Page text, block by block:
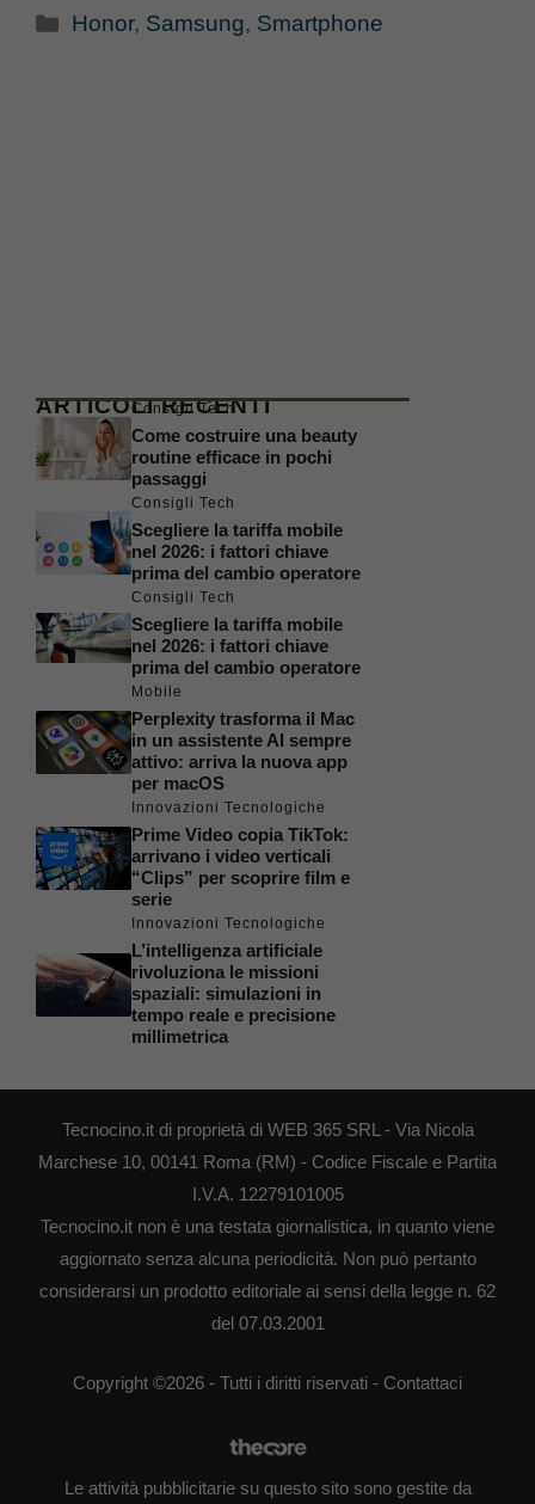
Categorie
Honor, Samsung, Smartphone
ARTICOLI RECENTI
Consigli Tech
Come costruire una beauty
routine efficace in pochi
passaggi
Consigli Tech
Scegliere la tariffa mobile
nel 2026: i fattori chiave
prima del cambio operatore
Consigli Tech
Scegliere la tariffa mobile
nel 2026: i fattori chiave
prima del cambio operatore
Mobile
Perplexity trasforma il Mac
in un assistente AI sempre
attivo: arriva la nuova app
per macOS
Innovazioni Tecnologiche
Prime Video copia TikTok:
arrivano i video verticali
“Clips” per scoprire film e
serie
Innovazioni Tecnologiche
L’intelligenza artificiale
rivoluziona le missioni
spaziali: simulazioni in
tempo reale e precisione
millimetrica
Tecnocino.it di proprietà di WEB 365 SRL - Via Nicola
Marchese 10, 00141 Roma (RM) - Codice Fiscale e Partita
I.V.A. 12279101005
Tecnocino.it non è una testata giornalistica, in quanto viene
aggiornato senza alcuna periodicità. Non può pertanto
considerarsi un prodotto editoriale ai sensi della legge n. 62
del 07.03.2001
Copyright ©2026 - Tutti i diritti riservati - Contattaci
Le attività pubblicitarie su questo sito sono gestite da